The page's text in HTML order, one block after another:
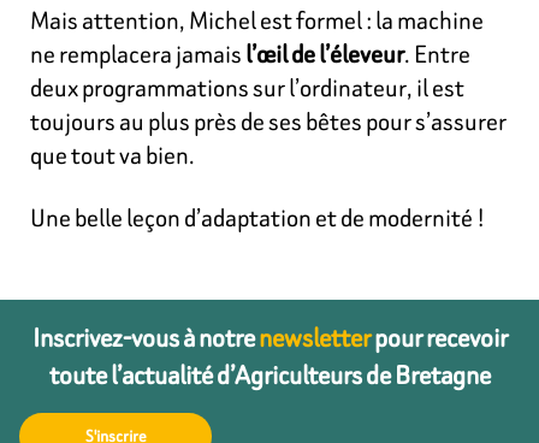
Mais attention, Michel est formel : la machine
ne remplacera jamaisl’œil de l’éleveur. Entre
deux programmations sur l’ordinateur, il est
toujours au plus près de ses bêtes pour s’assurer
que tout va bien.
Une belle leçon d’adaptation et de modernité !
Inscrivez-vous à notrenewsletterpour recevoir
toute l’actualité d’Agriculteurs de Bretagne
S'inscrire